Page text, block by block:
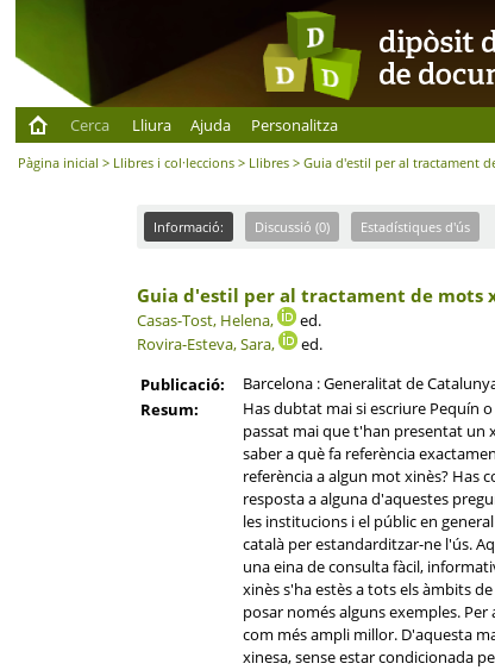
Cerca
Lliura Ajuda Personalitza
Pàgina inicial > Llibres i col·leccions > Llibres > Guia d'estil per al tractament
Informació: Discussió (0) Estadístiques d'ús
Guia d'estil per al tractament de mots
Casas-Tost, Helena,
ed.
Rovira-Esteva, Sara,
ed.
Publicació:
Barcelona : Generalitat de
Resum:
Has dubtat mai si escriure Pequín
passat mai que t'han presentat un
saber a què fa referència
referència a algun mot xinès? Has
resposta a alguna d'aquestes
les institucions i el públic en
català per estandarditzar-ne l'ús.
una eina de consulta fàcil,
xinès s'ha estès a tots els àmbits
posar només alguns exemples.
com més ampli millor. D'aquesta
xinesa, sense estar condicionada